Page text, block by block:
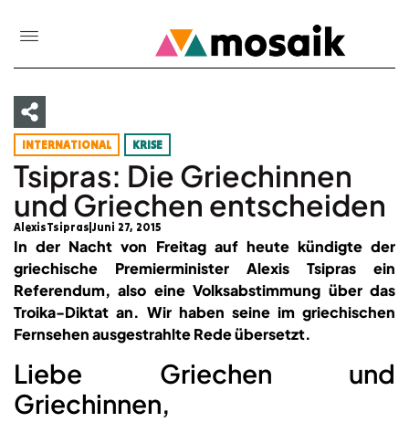
INTERNATIONAL KRISE
Tsipras: Die Griechinnen
und Griechen entscheiden
AlexisTsipras Juni 27, 2015
In der Nacht von Freitag auf heute kündigte der
griechische Premierminister Alexis Tsipras ein
Referendum, also eine Volksabstimmung über das
Troika-Diktat an. Wir haben seine im griechischen
Fernsehen ausgestrahlte Rede übersetzt.
Liebe Griechen und
Griechinnen,